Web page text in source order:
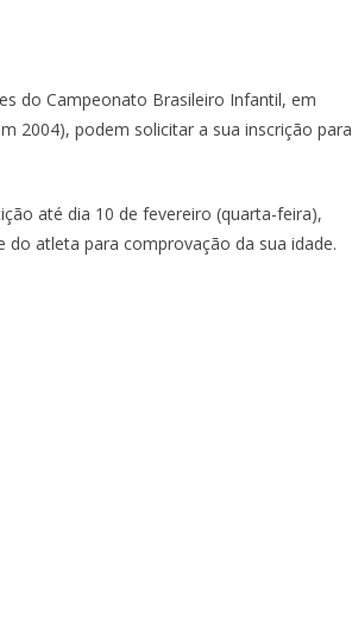
do Campeonato Brasileiro Infantil, em
2004), podem solicitar a sua inscrição para
até dia 10 de fevereiro (quarta-feira),
do atleta para comprovação da sua idade.